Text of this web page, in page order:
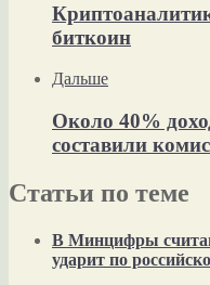
биткоин
Дальше
Около 40%
составили
Статьи по теме
В Минцифры
ударит по